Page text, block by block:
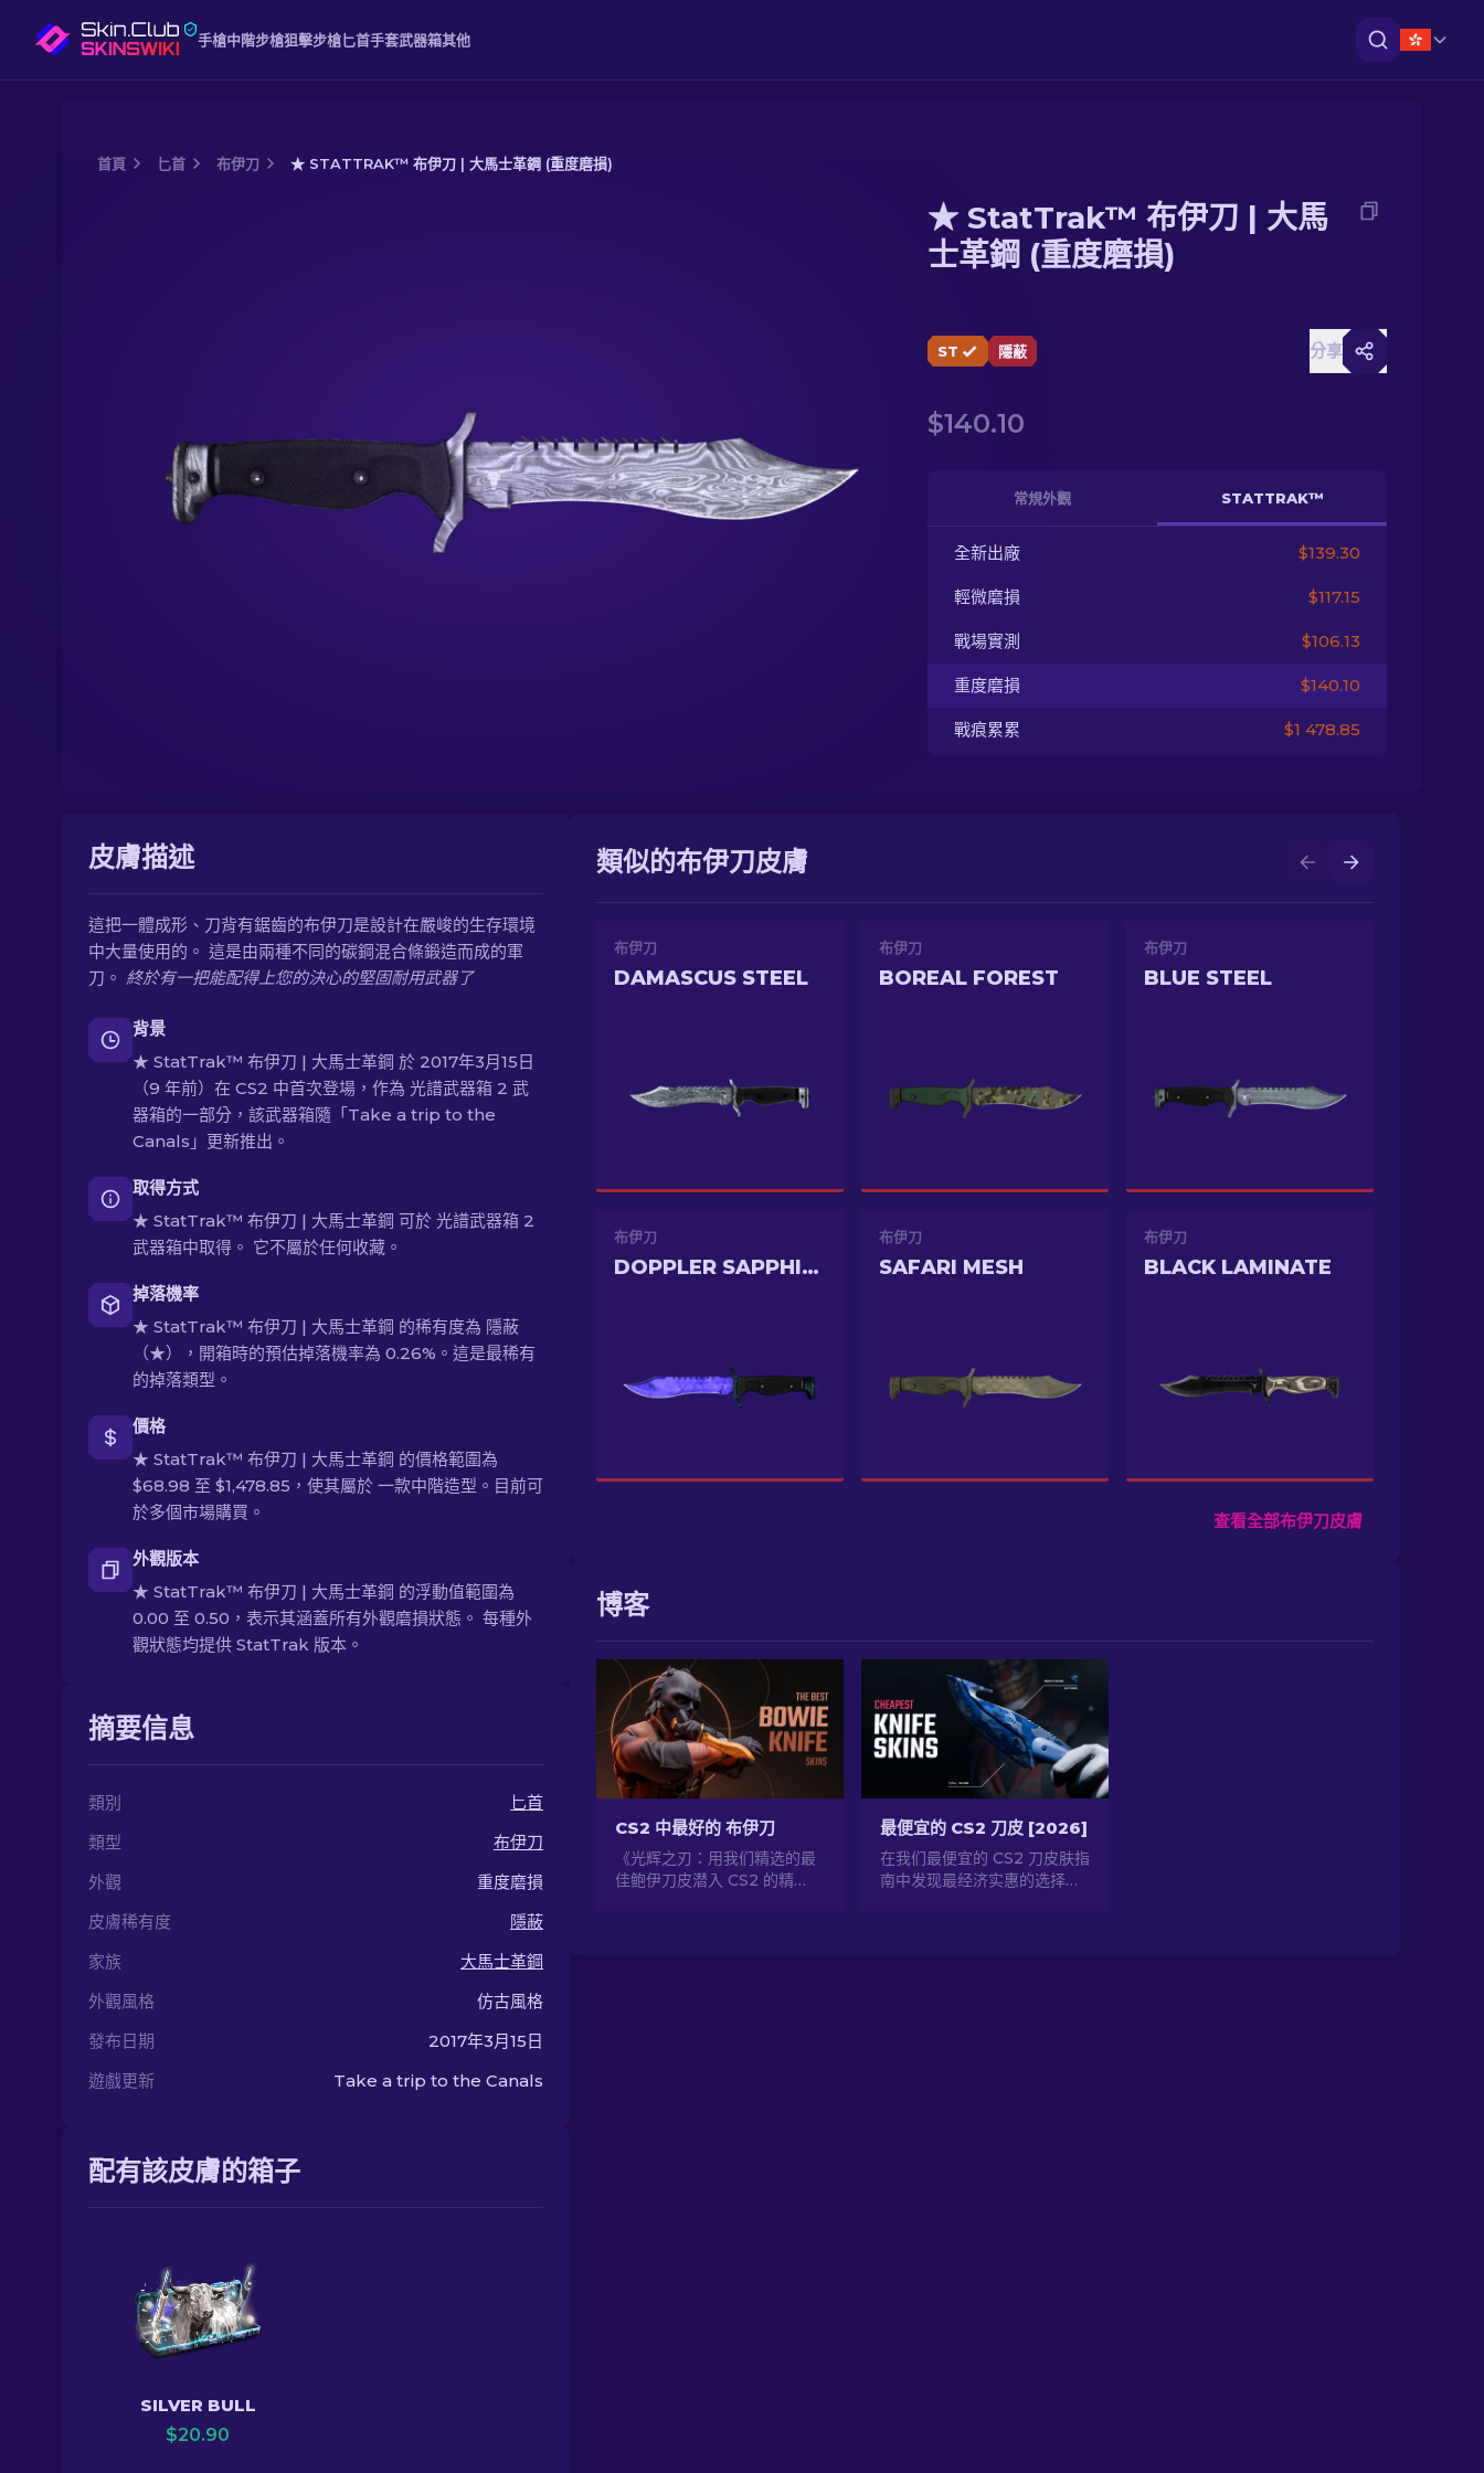
手槍中階步槍狙擊步槍 匕首手套武器箱其他
首頁 匕首 布伊刀 ★ STATTRAK™ 布伊刀 | 大馬士革鋼 (重度磨損)
★ StatTrak™ 布伊刀 | 大馬
士革鋼 (重度磨損)
ST 隱蔽 分享
$140.10
常規外觀 STATTRAK™
全新出廠 $139.30
輕微磨損 $117.15
戰場實測 $106.13
重度磨損 $140.10
戰痕累累 $1 478.85
皮膚描述
這把一體成形、刀背有鋸齒的布伊刀是設計在嚴峻的生存環境
中大量使用的。 這是由兩種不同的碳鋼混合條鍛造而成的軍
刀。 終於有一把能配得上您的決心的堅固耐用武器了
背景
★ StatTrak™ 布伊刀 | 大馬士革鋼 於 2017年3月15日
（9 年前）在 CS2 中首次登場，作為 光譜武器箱 2 武
器箱的一部分，該武器箱隨「Take a trip to the
Canals」更新推出。
取得方式
★ StatTrak™ 布伊刀 | 大馬士革鋼 可於 光譜武器箱 2
武器箱中取得。 它不屬於任何收藏。
掉落機率
★ StatTrak™ 布伊刀 | 大馬士革鋼 的稀有度為 隱蔽
（★），開箱時的預估掉落機率為 0.26%。這是最稀有
的掉落類型。
價格
★ StatTrak™ 布伊刀 | 大馬士革鋼 的價格範圍為
$68.98 至 $1,478.85，使其屬於 一款中階造型。目前可
於多個市場購買。
外觀版本
★ StatTrak™ 布伊刀 | 大馬士革鋼 的浮動值範圍為
0.00 至 0.50，表示其涵蓋所有外觀磨損狀態。 每種外
觀狀態均提供 StatTrak 版本。
摘要信息
類別
匕首
類型
布伊刀
外觀
重度磨損
皮膚稀有度
隱蔽
家族
大馬士革鋼
外觀風格
仿古風格
發布日期
2017年3月15日
遊戲更新
Take a trip to the Canals
配有該皮膚的箱子
SILVER BULL
$20.90
類似的布伊刀皮膚
布伊刀
DAMASCUS STEEL
布伊刀
BOREAL FOREST
布伊刀
BLUE STEEL
布伊刀
DOPPLER SAPPHIRE
布伊刀
SAFARI MESH
布伊刀
BLACK LAMINATE
查看全部布伊刀皮膚
博客
CS2 中最好的 布伊刀
《光辉之刃：用我们精选的最
佳鲍伊刀皮潜入 CS2 的精
最便宜的 CS2 刀皮 [2026]
在我们最便宜的 CS2 刀皮肤指
南中发现最经济实惠的选择，